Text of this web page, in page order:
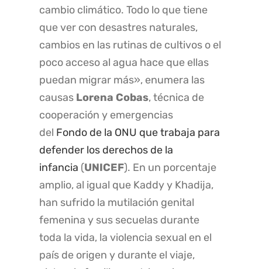
cambio climático. Todo lo que tiene
que ver con desastres naturales,
cambios en las rutinas de cultivos o el
poco acceso al agua hace que ellas
puedan migrar más», enumera las
causas Lorena Cobas, técnica de
cooperación y emergencias
del Fondo de la ONU que trabaja para
defender los derechos de la
infancia (UNICEF). En un porcentaje
amplio, al igual que Kaddy y Khadija,
han sufrido la mutilación genital
femenina y sus secuelas durante
toda la vida, la violencia sexual en el
país de origen y durante el viaje,